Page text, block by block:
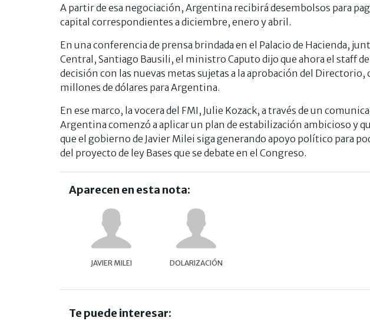
A partir de esa negociación, Argentina recibirá desembolsos para
capital correspondientes a diciembre, enero y abril.
En una conferencia de prensa brindada en el Palacio de Hacienda,
Central, Santiago Bausili, el ministro Caputo dijo que ahora el staff
decisión con las nuevas metas sujetas a la aprobación del Directorio,
millones de dólares para Argentina.
En ese marco, la vocera del FMI, Julie Kozack, a través de un
Argentina comenzó a aplicar un plan de estabilización ambicioso y
que el gobierno de Javier Milei siga generando apoyo político para
del proyecto de ley Bases que se debate en el Congreso.
Aparecen en esta nota:
JAVIER MILEI DOLARIZACIÓN
Te puede interesar: